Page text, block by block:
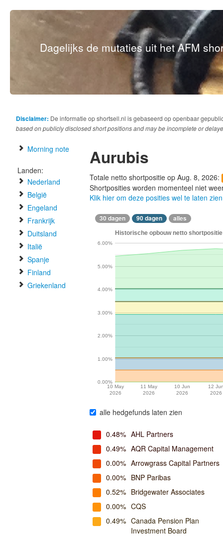
Dagelijks de mutaties uit het AFM
Disclaimer: De informatie op shortsell.nl is gebaseerd op openbaar
based on publicly disclosed short positions and may be incomplete or
Morning note
Landen:
Nederland
België
Engeland
Frankrijk
Duitsland
Italië
Spanje
Finland
Griekenland
Aurubis
Totale netto shortpositie op Aug. 8, 2026:
Shortposities worden momenteel niet
Klik hier om deze posities wel te laten zien
30 dagen 90 dagen alles
Historische opbouw netto
10 May
2026
11 May
2026
10 Jun
2026
12
2026
0.00%
1.00%
2.00%
3.00%
4.00%
5.00%
6.00%
alle hedgefunds laten zien
0.48% AHL Partners
0.49% AQR Capital Management
0.00% Arrowgrass Capital Partners
0.00% BNP Paribas
0.52% Bridgewater Associates
0.00% CQS
0.49% Canada Pension Plan
Investment Board